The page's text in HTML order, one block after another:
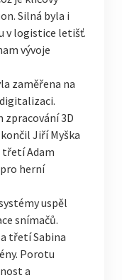
Silná byla i
v logistice letišť.
vývoje
zaměřena na
3D
Jiří Myška
třetí Adam
herní
uspěl
snímačů.
třetí Sabina
Porotu
a